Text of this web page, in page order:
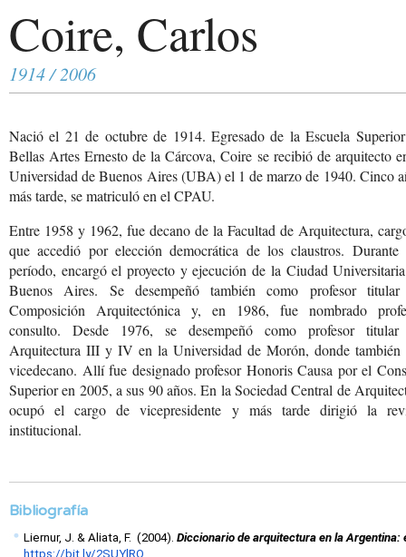
Coire, Carlos
1914 / 2006
Nació el 21 de octubre de 1914. Egresado de la Escuela
Bellas Artes Ernesto de la Cárcova, Coire se recibió de arquitecto
Universidad de Buenos Aires (UBA) el 1 de marzo de 1940. Cinco
más tarde, se matriculó en el CPAU.
Entre 1958 y 1962, fue decano de la Facultad de Arquitectura,
que accedió por elección democrática de los claustros. Durante
período, encargó el proyecto y ejecución de la Ciudad
Buenos Aires. Se desempeñó también como profesor
Composición Arquitectónica y, en 1986, fue nombrado
consulto. Desde 1976, se desempeñó como profesor
Arquitectura III y IV en la Universidad de Morón, donde también
vicedecano. Allí fue designado profesor Honoris Causa por el
Superior en 2005, a sus 90 años. En la Sociedad Central de
ocupó el cargo de vicepresidente y más tarde dirigió la
institucional.
Bibliografía
Liernur, J. & Aliata, F.  (2004). Diccionario de arquitectura en la
https://bit.ly/2SUYlRO